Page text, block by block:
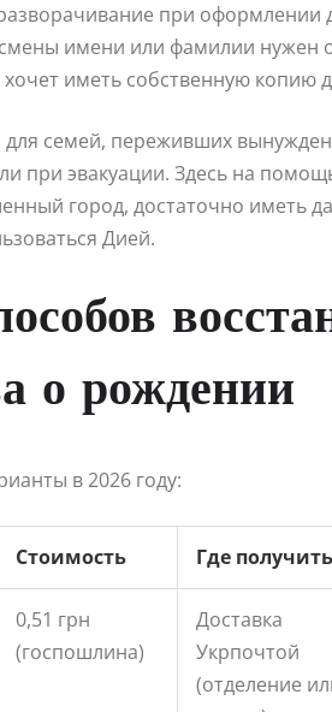
при
имени или фамилии нужен
иметь собственную копию
для семей, переживших
при эвакуации. Здесь на
город, достаточно иметь
Дией.
о рождении
в 2026 году:
Стоимость Где получить
0,51 грн
(госпошлина)
Доставка
Укрпочтой
(отделение